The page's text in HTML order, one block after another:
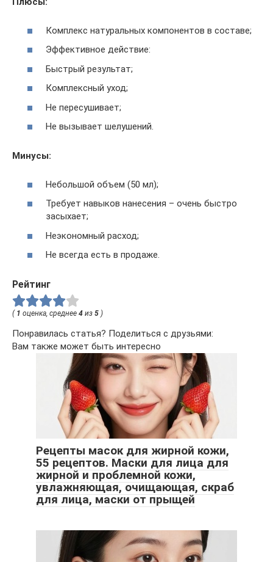
Комплекс натуральных компонентов в составе;
Эффективное действие:
Быстрый результат;
Комплексный уход;
Не пересушивает;
Не вызывает шелушений.
Минусы:
Небольшой объем (50 мл);
Требует навыков нанесения – очень быстро
засыхает;
Неэкономный расход;
Не всегда есть в продаже.
Рейтинг
( 1 оценка, среднее 4 из 5 )
Понравилась статья? Поделиться с друзьями:
Вам также может быть интересно
Рецепты масок для жирной кожи,
55 рецептов. Маски для лица для
жирной и проблемной кожи,
увлажняющая, очищающая, скраб
для лица, маски от прыщей